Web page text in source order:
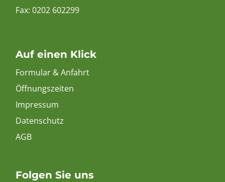
Fax: 0202 602299
Auf einen Klick
Formular & Anfahrt
Öffnungszeiten
Impressum
Datenschutz
AGB
Folgen Sie uns